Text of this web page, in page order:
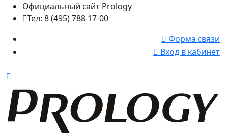
Официальный сайт Prology
Тел: 8 (495) 788-17-00
Форма связи
Вход в кабинет